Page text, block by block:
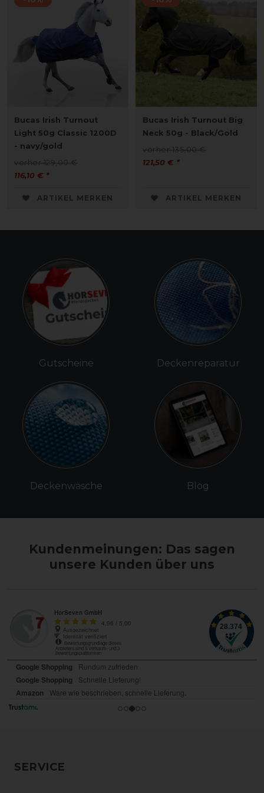
Bucas Irish Turnout
Light 50g Classic 1200D
- navy/gold
vorher 129,00 €
116,10 € *
ARTIKEL MERKEN
Bucas Irish Turnout Big
Neck 50g - Black/Gold
vorher 135,00 €
121,50 € *
ARTIKEL MERKEN
Gutscheine
Deckenwäsche
Deckenreparatur
Blog
Kundenmeinungen: Das sagen
unsere Kunden über uns
SERVICE